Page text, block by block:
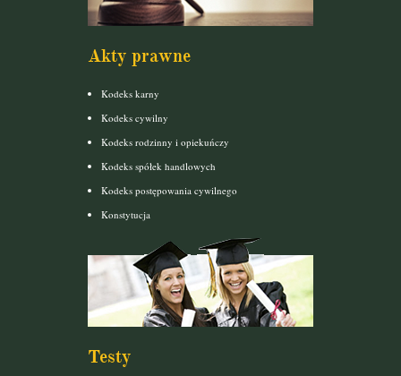
Akty prawne
Kodeks karny
Kodeks cywilny
Kodeks rodzinny i opiekuńczy
Kodeks spółek handlowych
Kodeks postępowania cywilnego
Konstytucja
Testy